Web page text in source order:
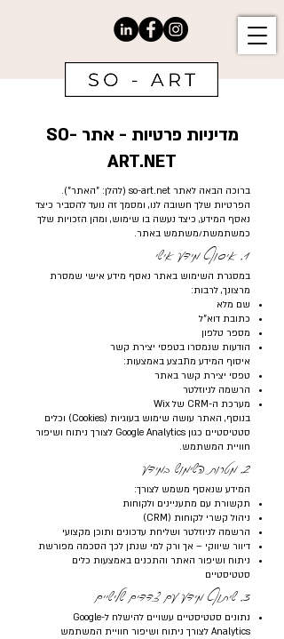
מדיניות פרטיות - אתר SO-
ART.NET
ברוכה הבאה לאתר so-art.net (להלן: "האתר").
הפרטיות שלך חשובה לנו, ומסמך זה נועד להסביר כיצד
נאסף המידע, כיצד נעשה בו שימוש, ומהן הזכויות שלך
כמשתמשת/משתמש באתר.
1. איסוף מידע אישי
במסגרת השימוש באתר נאסף מידע אישי שמסרת
מרצונך, לרבות:
שם מלא
כתובת דוא"ל
מספר טלפון
הודעות שנמסרו בטפסי יצירת קשר
איסוף המידע מתבצע באמצעות:
טפסי יצירת קשר באתר
הרשמה לניוזלטר
מערכת ה-CRM של Wix
בנוסף, האתר עושה שימוש בעוגיות (Cookies) וכלים
סטטיסטיים כגון Google Analytics לצורך ניתוח ושיפור
חוויית המשתמש.
2. מטרות השימוש במידע
המידע שנאסף משמש לצורך:
תקשורת עם מתעניינים ולקוחות
ניהול קשרי לקוחות (CRM)
הרשמה לניוזלטר ושליחת עדכונים ותוכן מקצועי
דיוור שיווקי – אך ורק למי שנתן לכך הסכמה מפורשת
ניתוח ושיפור האתר והתכנים באמצעות כלים
סטטיסטיים
3. שיתוף מידע עם צדדים שלישיים
נתונים סטטיסטיים עשויים להישלח ל-Google
Analytics לצורך ניתוח ושיפור חוויית המשתמש